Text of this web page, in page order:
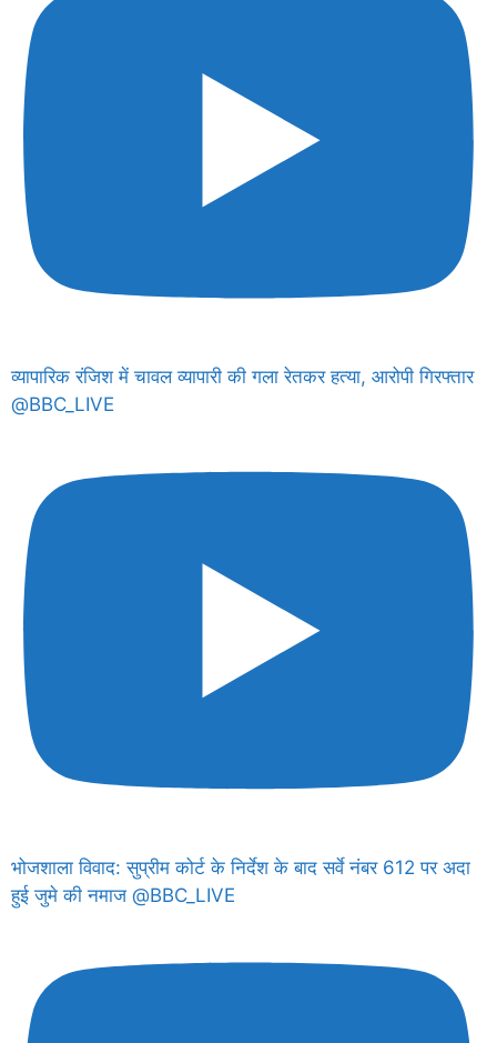
व्यापारिक रंजिश में चावल व्यापारी की गला रेतकर हत्या, आरोपी गिरफ्तार
@BBC_LIVE
भोजशाला विवाद: सुप्रीम कोर्ट के निर्देश के बाद सर्वे नंबर 612 पर अदा
हुई जुमे की नमाज @BBC_LIVE